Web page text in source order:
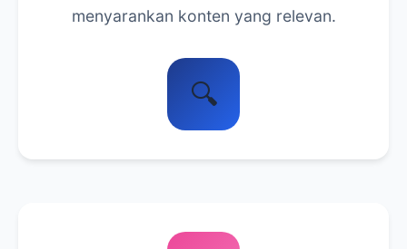
menyarankan konten yang relevan.
🔍